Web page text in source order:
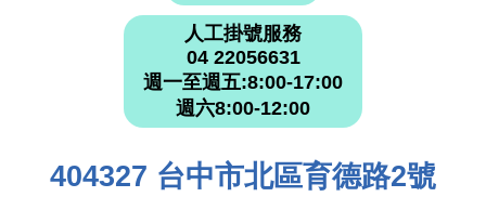
人工掛號服務
04 22056631
週一至週五:8:00-17:00
週六8:00-12:00
404327 台中市北區育德路2號